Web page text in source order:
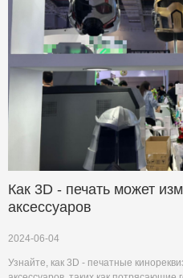
Как 3D - печать может
аксессуаров
2024-06-04
Узнайте, как 3D - печатные